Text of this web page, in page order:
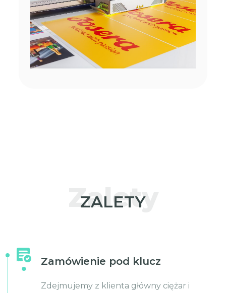
Zalety
ZALETY
Zamówienie pod klucz
Zdejmujemy z klienta główny ciężar i